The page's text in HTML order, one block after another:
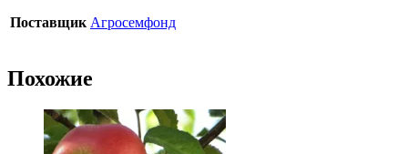
Поставщик Агросемфонд
Похожие